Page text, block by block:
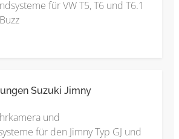
für VW T5, T6 und T6.1
Suzuki Jimny
und
für den Jimny Typ GJ und